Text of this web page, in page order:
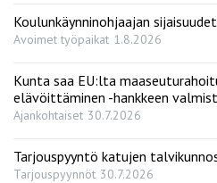
Koulunkäynninohjaajan sijaisuudet
Avoimet työpaikat 1.8.2026
Kunta saa EU:lta
elävöittäminen -hankkeen
Ajankohtaiset 30.7.2026
Tarjouspyyntö katujen
Tarjouspyynnöt 30.7.2026